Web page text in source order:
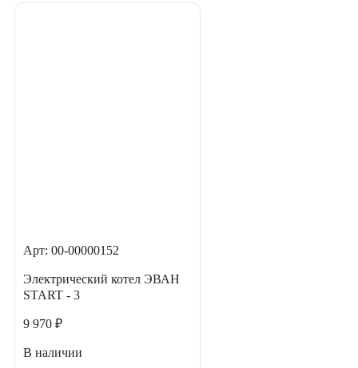
Арт: 00-00000152
Электрический котел ЭВАН
START - 3
9 970 ₽
В наличии